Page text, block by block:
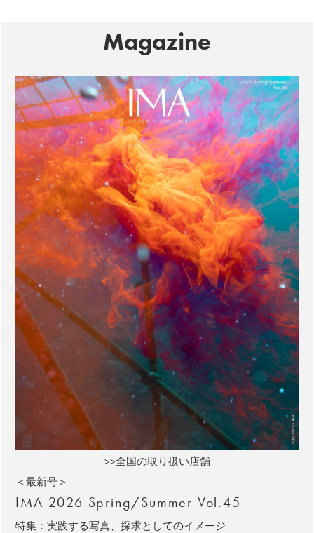
Magazine
>>全国の取り扱い店舗
＜最新号＞
IMA 2026 Spring/Summer Vol.45
特集：実践する写真、探求としてのイメージ